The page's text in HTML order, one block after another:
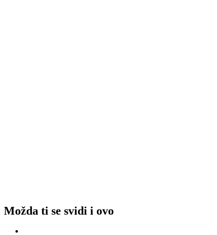
Možda ti se svidi i ovo